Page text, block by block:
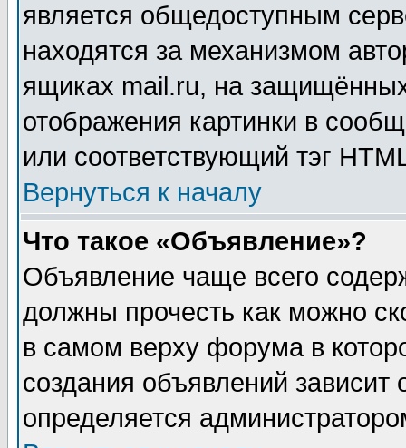
является общедоступным
находятся за механизмом
ящиках mail.ru, на
отображения картинки в
или соответствующий тэг
Вернуться к началу
Что такое «Объявление»?
Объявление чаще всего
должны прочесть как можно
в самом верху форума в
создания объявлений зависит
определяется